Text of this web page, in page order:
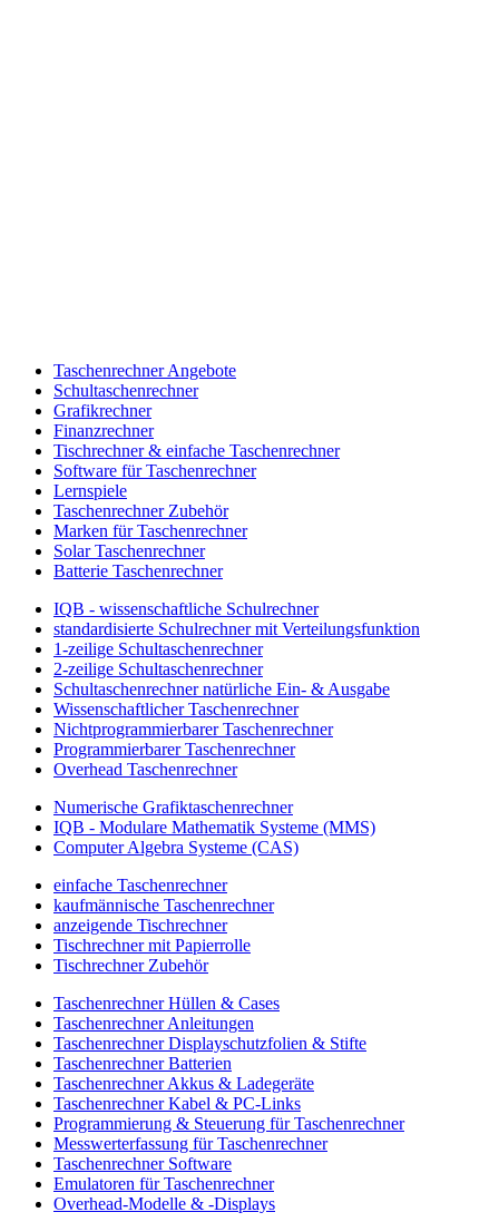
Taschenrechner Angebote
Schultaschenrechner
Grafikrechner
Finanzrechner
Tischrechner & einfache Taschenrechner
Software für Taschenrechner
Lernspiele
Taschenrechner Zubehör
Marken für Taschenrechner
Solar Taschenrechner
Batterie Taschenrechner
IQB - wissenschaftliche Schulrechner
standardisierte Schulrechner mit Verteilungsfunktion
1-zeilige Schultaschenrechner
2-zeilige Schultaschenrechner
Schultaschenrechner natürliche Ein- & Ausgabe
Wissenschaftlicher Taschenrechner
Nichtprogrammierbarer Taschenrechner
Programmierbarer Taschenrechner
Overhead Taschenrechner
Numerische Grafiktaschenrechner
IQB - Modulare Mathematik Systeme (MMS)
Computer Algebra Systeme (CAS)
einfache Taschenrechner
kaufmännische Taschenrechner
anzeigende Tischrechner
Tischrechner mit Papierrolle
Tischrechner Zubehör
Taschenrechner Hüllen & Cases
Taschenrechner Anleitungen
Taschenrechner Displayschutzfolien & Stifte
Taschenrechner Batterien
Taschenrechner Akkus & Ladegeräte
Taschenrechner Kabel & PC-Links
Programmierung & Steuerung für Taschenrechner
Messwerterfassung für Taschenrechner
Taschenrechner Software
Emulatoren für Taschenrechner
Overhead-Modelle & -Displays